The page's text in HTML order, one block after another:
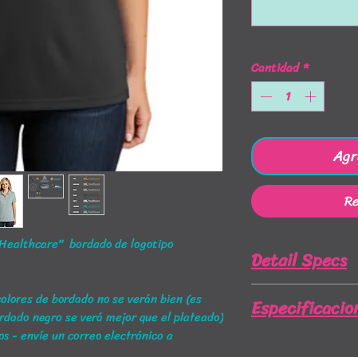
bordado de logotipo
de bordado no se verán bien (es
negro se verá mejor que el plateado)
- envíe un correo electrónico a
Cantidad*
Detail Specs
Our durable,
now with UV